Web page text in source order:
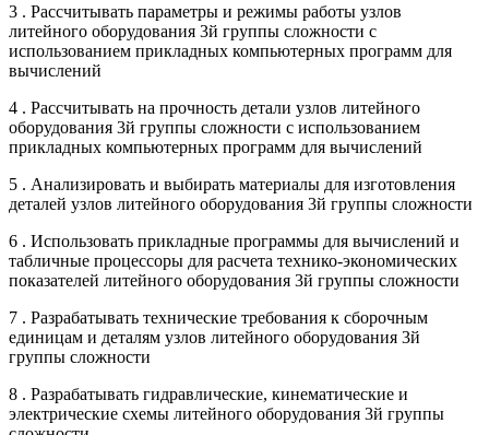
3 . Рассчитывать параметры и режимы работы узлов
литейного оборудования 3й группы сложности с
использованием прикладных компьютерных программ для
вычислений
4 . Рассчитывать на прочность детали узлов литейного
оборудования 3й группы сложности с использованием
прикладных компьютерных программ для вычислений
5 . Анализировать и выбирать материалы для изготовления
деталей узлов литейного оборудования 3й группы сложности
6 . Использовать прикладные программы для вычислений и
табличные процессоры для расчета технико-экономических
показателей литейного оборудования 3й группы сложности
7 . Разрабатывать технические требования к сборочным
единицам и деталям узлов литейного оборудования 3й
группы сложности
8 . Разрабатывать гидравлические, кинематические и
электрические схемы литейного оборудования 3й группы